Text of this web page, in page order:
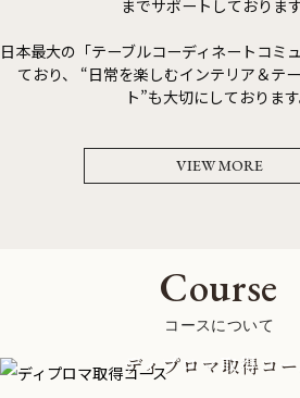
までサポートしております
日本最大の「テーブルコーディネートコミ
ており、
“日常を楽しむインテリア＆テ
ト”も大切にしております
VIEW MORE
Course
コースについて
ディプロマ取得コー